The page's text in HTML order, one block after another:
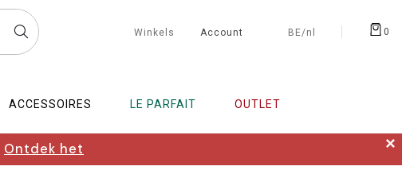
Winkels Account BE/nl 0
ACCESSOIRES LE PARFAIT OUTLET
Ontdek het ✕